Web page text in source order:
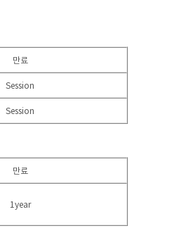
만료
Session
Session
만료
1year